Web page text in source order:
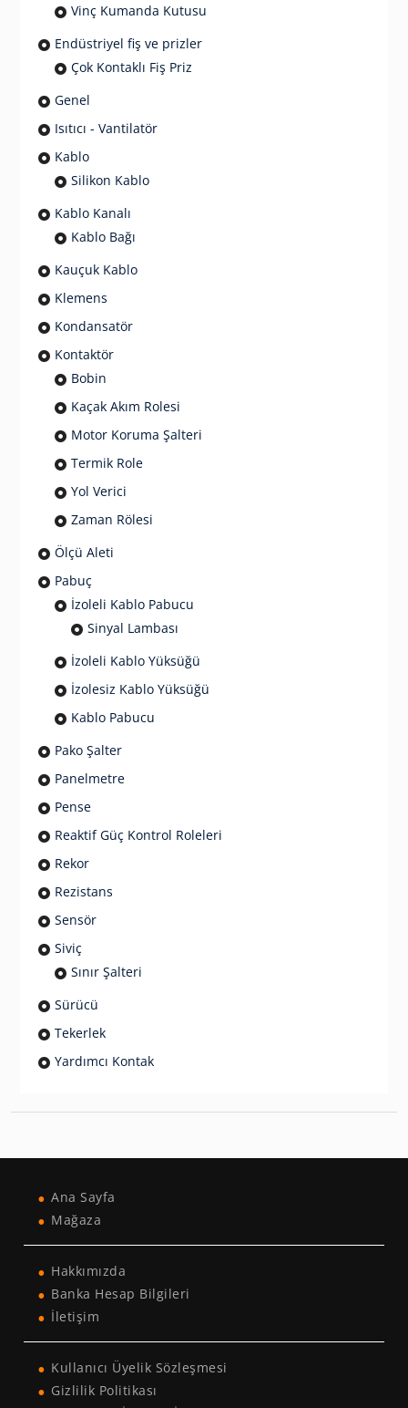
Vinç Kumanda Kutusu
Endüstriyel fiş ve prizler
Çok Kontaklı Fiş Priz
Genel
Isıtıcı - Vantilatör
Kablo
Silikon Kablo
Kablo Kanalı
Kablo Bağı
Kauçuk Kablo
Klemens
Kondansatör
Kontaktör
Bobin
Kaçak Akım Rolesi
Motor Koruma Şalteri
Termik Role
Yol Verici
Zaman Rölesi
Ölçü Aleti
Pabuç
İzoleli Kablo Pabucu
Sinyal Lambası
İzoleli Kablo Yüksüğü
İzolesiz Kablo Yüksüğü
Kablo Pabucu
Pako Şalter
Panelmetre
Pense
Reaktif Güç Kontrol Roleleri
Rekor
Rezistans
Sensör
Siviç
Sınır Şalteri
Sürücü
Tekerlek
Yardımcı Kontak
Ana Sayfa
Mağaza
Hakkımızda
Banka Hesap Bilgileri
İletişim
Kullanıcı Üyelik Sözleşmesi
Gizlilik Politikası